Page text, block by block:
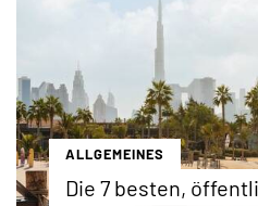
Blick aufs Smartphone.
Sie in Deutschland
...mehr erfahren
ALLGEMEINES
Die 7 besten,